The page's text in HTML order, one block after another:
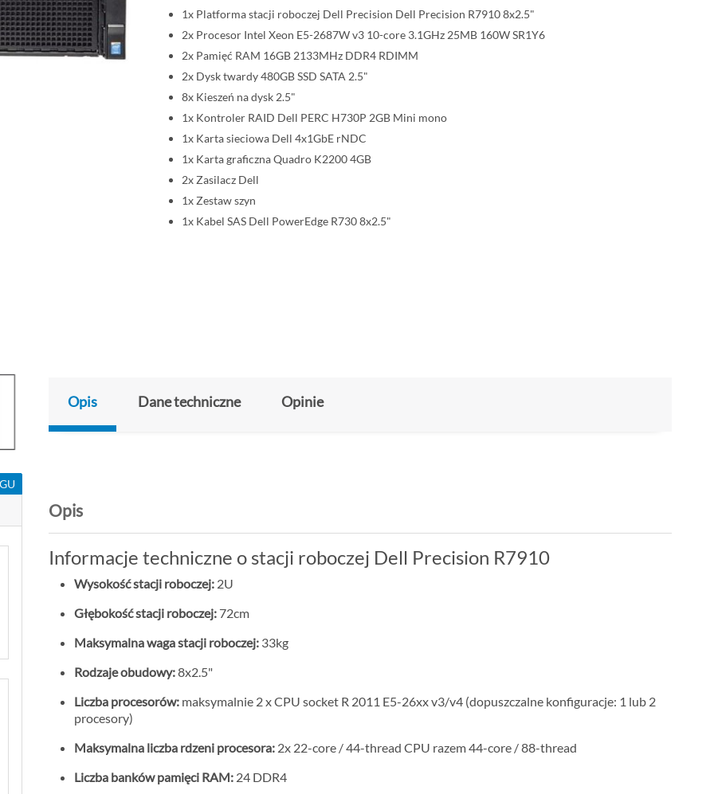
1x Platforma stacji roboczej Dell Precision Dell Precision R7910 8x2.5"
2x Procesor Intel Xeon E5-2687W v3 10-core 3.1GHz 25MB 160W SR1Y6
2x Pamięć RAM 16GB 2133MHz DDR4 RDIMM
2x Dysk twardy 480GB SSD SATA 2.5"
8x Kieszeń na dysk 2.5"
1x Kontroler RAID Dell PERC H730P 2GB Mini mono
1x Karta sieciowa Dell 4x1GbE rNDC
1x Karta graficzna Quadro K2200 4GB
2x Zasilacz Dell
1x Zestaw szyn
1x Kabel SAS Dell PowerEdge R730 8x2.5"
Opis Dane techniczne Opinie
Opis
Informacje techniczne o stacji roboczej Dell Precision R7910
Wysokość stacji roboczej: 2U
Głębokość stacji roboczej: 72cm
Maksymalna waga stacji roboczej: 33kg
Rodzaje obudowy:8x2.5"
Liczba procesorów: maksymalnie 2 x CPU socket R 2011 E5-26xx v3/v4 (dopuszczalne konfiguracje: 1 lub 2
procesory)
Maksymalna liczba rdzeni procesora: 2x 22-core / 44-thread CPU razem 44-core / 88-thread
Liczba banków pamięci RAM: 24 DDR4